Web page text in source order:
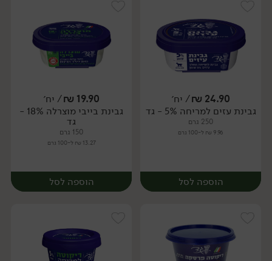
יח׳ יח׳
24.90
₪/ יח׳
גבינת עזים למריחה 5% - גד
250 גרם
9.96 ₪ ל-100 גרם
הוספה לסל
19.90
₪/ יח׳
גבינת בייבי מוצרלה 18% -
גד
150 גרם
13.27 ₪ ל-100 גרם
הוספה לסל